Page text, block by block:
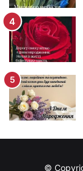
д
е
н
и
я
м
у
ж
ч
и
©